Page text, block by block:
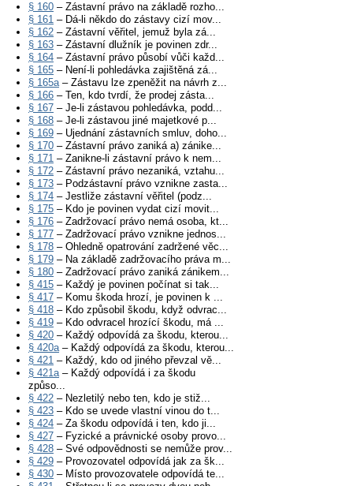
§ 160 – Zástavní právo na základě rozho...
§ 161 – Dá-li někdo do zástavy cizí mov...
§ 162 – Zástavní věřitel, jemuž byla zá...
§ 163 – Zástavní dlužník je povinen zdr...
§ 164 – Zástavní právo působí vůči každ...
§ 165 – Není-li pohledávka zajištěná zá...
§ 165a– Zástavu lze zpeněžit na návrh z...
§ 166 – Ten, kdo tvrdí, že prodej zásta...
§ 167 – Je-li zástavou pohledávka, podd...
§ 168 – Je-li zástavou jiné majetkové p...
§ 169 – Ujednání zástavních smluv, doho...
§ 170 – Zástavní právo zaniká a) zánike...
§ 171 – Zanikne-li zástavní právo k nem...
§ 172 – Zástavní právo nezaniká, vztahu...
§ 173 – Podzástavní právo vznikne zasta...
§ 174 – Jestliže zástavní věřitel (podz...
§ 175 – Kdo je povinen vydat cizí movit...
§ 176 – Zadržovací právo nemá osoba, kt...
§ 177 – Zadržovací právo vznikne jednos...
§ 178 – Ohledně opatrování zadržené věc...
§ 179 – Na základě zadržovacího práva m...
§ 180 – Zadržovací právo zaniká zánikem...
§ 415 – Každý je povinen počínat si tak...
§ 417 – Komu škoda hrozí, je povinen k ...
§ 418 – Kdo způsobil škodu, když odvrac...
§ 419 – Kdo odvracel hrozící škodu, má ...
§ 420 – Každý odpovídá za škodu, kterou...
§ 420a– Každý odpovídá za škodu, kterou...
§ 421 – Každý, kdo od jiného převzal vě...
§ 421a– Každý odpovídá i za škodu
způso...
§ 422 – Nezletilý nebo ten, kdo je stiž...
§ 423 – Kdo se uvede vlastní vinou do t...
§ 424 – Za škodu odpovídá i ten, kdo ji...
§ 427 – Fyzické a právnické osoby provo...
§ 428 – Své odpovědnosti se nemůže prov...
§ 429 – Provozovatel odpovídá jak za šk...
§ 430 – Místo provozovatele odpovídá te...